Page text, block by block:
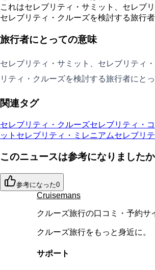
これはセレブリティ・サミット、セレブ
セレブリティ・クルーズを検討する旅行
旅行者にとっての意味
セレブリティ・サミット、セレブリティ
リティ・クルーズを検討する旅行者にと
関連タグ
セレブリティ・クルーズセレブリティ・
ット セレブリティ・ミレニアムセレブリ
このニュースは参考になりましたか
参考になった0
Cruisemans
クルーズ旅行の口コミ・予約サ
クルーズ旅行をもっと身近に。
サポート